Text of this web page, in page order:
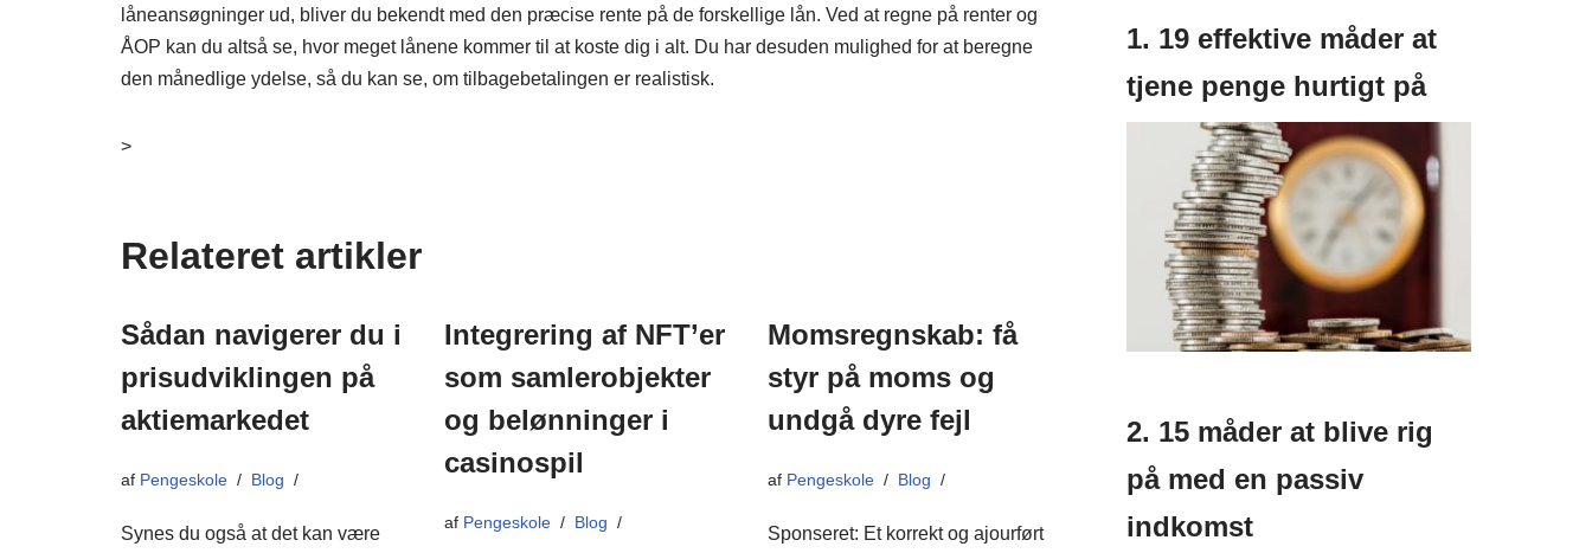
låneansøgninger ud, bliver du bekendt med den præcise rente på de forskellige lån. Ved at regne på renter og
ÅOP kan du altså se, hvor meget lånene kommer til at koste dig i alt. Du har desuden mulighed for at beregne
den månedlige ydelse, så du kan se, om tilbagebetalingen er realistisk.
>
Relateret artikler
Sådan navigerer du i
prisudviklingen på
aktiemarkedet
af Pengeskole Blog
Synes du også at det kan være
Integrering af NFT’er
som samlerobjekter
og belønninger i
casinospil
af Pengeskole Blog
Momsregnskab: få
styr på moms og
undgå dyre fejl
af Pengeskole Blog
Sponseret: Et korrekt og ajourført
1. 19 effektive måder at
tjene penge hurtigt på
2. 15 måder at blive rig
på med en passiv
indkomst